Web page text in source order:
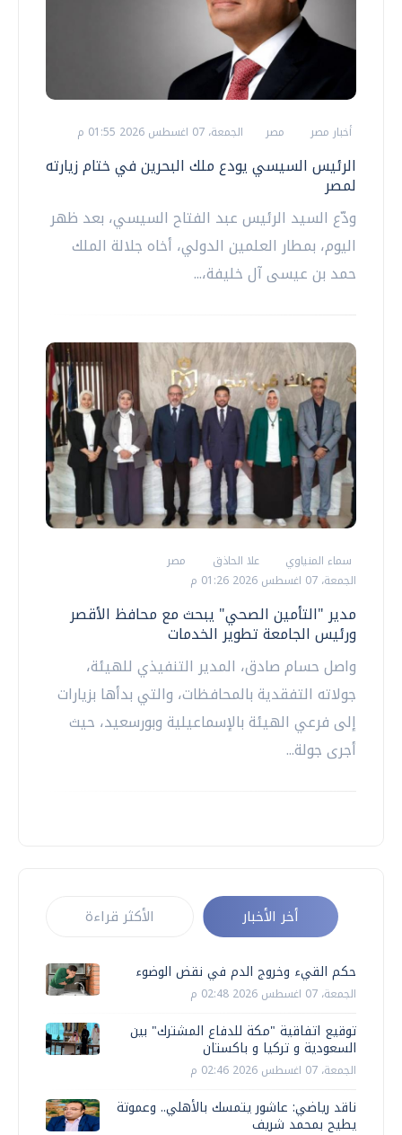
أخبار مصر مصر الجمعة، 07 اغسطس 2026 01:55 م
الرئيس السيسي يودع ملك البحرين في ختام زيارته
لمصر
ودّع السيد الرئيس عبد الفتاح السيسي، بعد ظهر
اليوم، بمطار العلمين الدولي، أخاه جلالة الملك
حمد بن عيسى آل خليفة،...
سماء المنياوي علا الحاذق
مصر
الجمعة، 07 اغسطس 2026 01:26 م
مدير "التأمين الصحي" يبحث مع محافظ الأقصر
ورئيس الجامعة تطوير الخدمات
واصل حسام صادق، المدير التنفيذي للهيئة،
جولاته التفقدية بالمحافظات، والتي بدأها بزيارات
إلى فرعي الهيئة بالإسماعيلية وبورسعيد، حيث
أجرى جولة...
أخر الأخبار الأكثر قراءة
حكم القيء وخروج الدم في نقض الوضوء
الجمعة، 07 اغسطس 2026 02:48 م
توقيع اتفاقية "مكة للدفاع المشترك" بين
السعودية و تركيا و باكستان
الجمعة، 07 اغسطس 2026 02:46 م
ناقد رياضي: عاشور يتمسك بالأهلي.. وعموتة
يطيح بمحمد شريف